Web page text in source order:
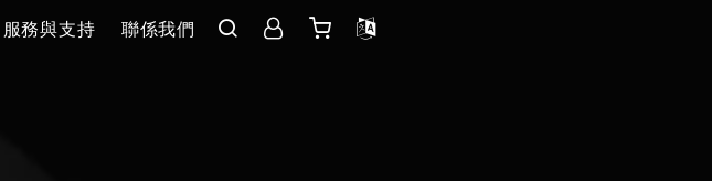
服務與支持 聯係我們